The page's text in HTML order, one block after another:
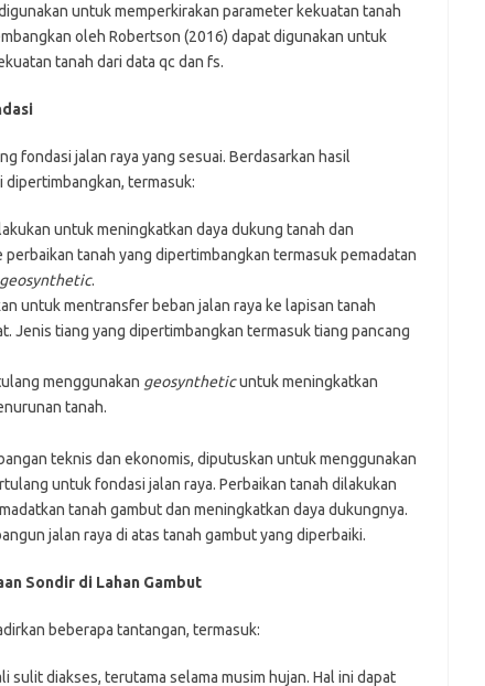
untuk memperkirakan parameter kekuatan tanah
oleh Robertson (2016) dapat digunakan untuk
tanah dari data qc dan fs.
fondasi jalan raya yang sesuai. Berdasarkan hasil
termasuk:
untuk meningkatkan daya dukung tanah dan
tanah yang dipertimbangkan termasuk pemadatan
geosynthetic.
untuk mentransfer beban jalan raya ke lapisan tanah
Jenis tiang yang dipertimbangkan termasuk tiang pancang
menggunakan geosyntheticuntuk meningkatkan
tanah.
teknis dan ekonomis, diputuskan untuk menggunakan
untuk fondasi jalan raya. Perbaikan tanah dilakukan
tanah gambut dan meningkatkan daya dukungnya.
jalan raya di atas tanah gambut yang diperbaiki.
Sondir di Lahan Gambut
beberapa tantangan, termasuk:
sulit diakses, terutama selama musim hujan. Hal ini dapat